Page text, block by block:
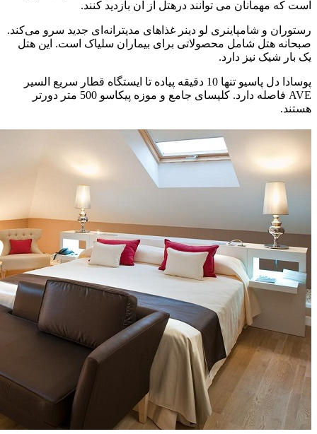
است که مهمانان می توانند درهتل از آن بازدید کنند.
رستوران و شامپاینری لو دینر غذاهای مدیترانه‌ای جدید سرو می‌کند.
صبحانه هتل شامل محصولاتی برای بیماران سلیاک است. این هتل
یک بار شیک نیز دارد.
پوسادا دل پاسیو تنها 10 دقیقه پیاده تا ایستگاه قطار سریع السیر
AVE فاصله دارد. کلیسای جامع و موزه پیکاسو 500 متر دورتر
هستند.